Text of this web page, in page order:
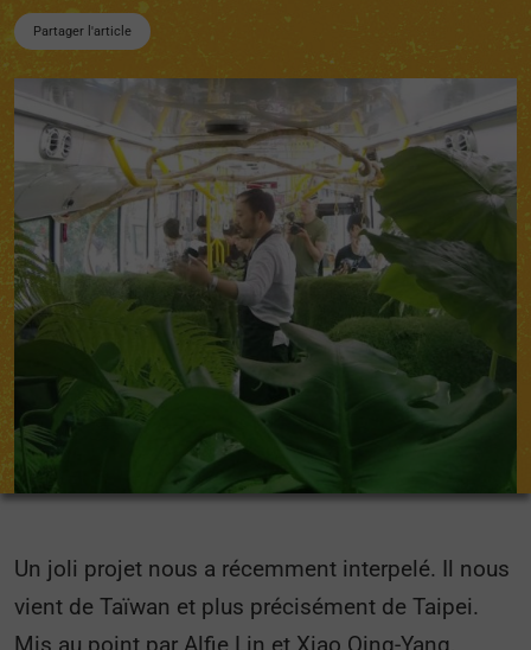
Partager l'article
Un joli projet nous a récemment interpelé. Il nous
vient de Taïwan et plus précisément de Taipei.